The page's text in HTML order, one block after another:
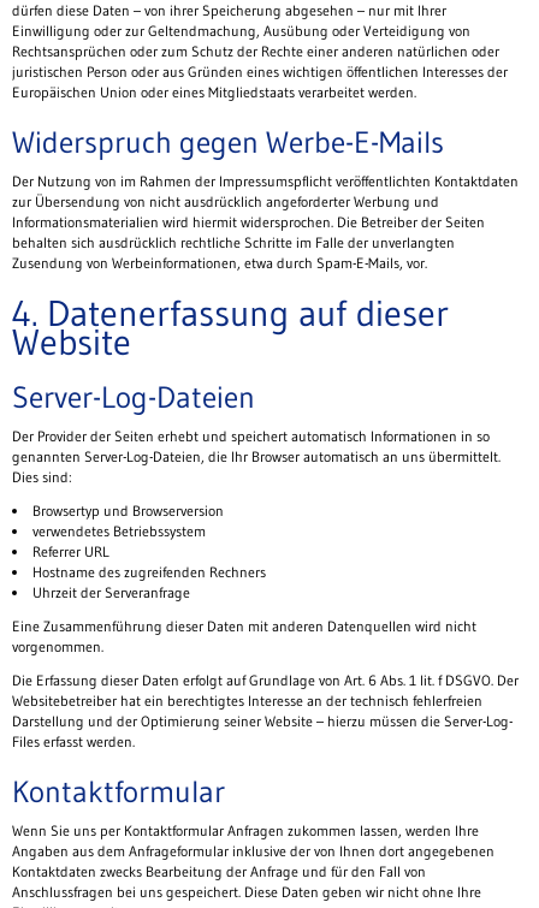
dürfen diese Daten – von ihrer Speicherung abgesehen – nur mit Ihrer
Einwilligung oder zur Geltendmachung, Ausübung oder Verteidigung von
Rechtsansprüchen oder zum Schutz der Rechte einer anderen natürlichen oder
juristischen Person oder aus Gründen eines wichtigen öffentlichen Interesses der
Europäischen Union oder eines Mitgliedstaats verarbeitet werden.
Widerspruch gegen Werbe-E-Mails
Der Nutzung von im Rahmen der Impressumspflicht veröffentlichten Kontaktdaten
zur Übersendung von nicht ausdrücklich angeforderter Werbung und
Informationsmaterialien wird hiermit widersprochen. Die Betreiber der Seiten
behalten sich ausdrücklich rechtliche Schritte im Falle der unverlangten
Zusendung von Werbeinformationen, etwa durch Spam-E-Mails, vor.
4. Datenerfassung auf dieser
Website
Server-Log-Dateien
Der Provider der Seiten erhebt und speichert automatisch Informationen in so
genannten Server-Log-Dateien, die Ihr Browser automatisch an uns übermittelt.
Dies sind:
Browsertyp und Browserversion
verwendetes Betriebssystem
Referrer URL
Hostname des zugreifenden Rechners
Uhrzeit der Serveranfrage
Eine Zusammenführung dieser Daten mit anderen Datenquellen wird nicht
vorgenommen.
Die Erfassung dieser Daten erfolgt auf Grundlage von Art. 6 Abs. 1 lit. f DSGVO. Der
Websitebetreiber hat ein berechtigtes Interesse an der technisch fehlerfreien
Darstellung und der Optimierung seiner Website – hierzu müssen die Server-Log-
Files erfasst werden.
Kontaktformular
Wenn Sie uns per Kontaktformular Anfragen zukommen lassen, werden Ihre
Angaben aus dem Anfrageformular inklusive der von Ihnen dort angegebenen
Kontaktdaten zwecks Bearbeitung der Anfrage und für den Fall von
Anschlussfragen bei uns gespeichert. Diese Daten geben wir nicht ohne Ihre